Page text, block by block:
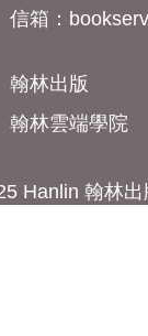
信箱：
翰林出版
翰林雲端學院
Hanlin 翰林出